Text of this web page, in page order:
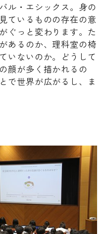
ル・エシックス。身の
ているものの存在の意
ぐっと変わります。た
あるのか、理科室の椅
いないのか。どうして
顔が多く描かれるの
で世界が広がるし、ま